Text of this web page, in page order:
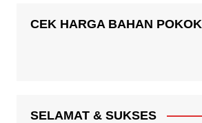
CEK HARGA BAHAN POKOK
SELAMAT & SUKSES